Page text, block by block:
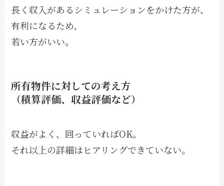
長く収入があるシミュレーションをかけた方が、
有利になるため、
若い方がいい。
所有物件に対しての考え方
（積算評価、収益評価など）
収益がよく、回っていればOK。
それ以上の詳細はヒアリングできていない。